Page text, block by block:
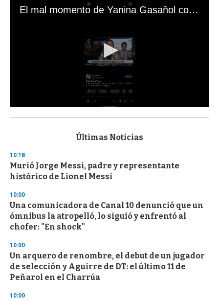
El mal momento de Yanina Gasañol con un hincha argentino en "Subrayado"
s
d
s
o
f
3
s
e
c
o
d
s
Últimas Noticias
10:18
Murió Jorge Messi, padre y representante
histórico de Lionel Messi
10:00
Una comunicadora de Canal 10 denunció que un
ómnibus la atropelló, lo siguió y enfrentó al
chofer: "En shock"
10:00
Un arquero de renombre, el debut de un jugador
de selección y Aguirre de DT: el último 11 de
Peñarol en el Charrúa
10:00